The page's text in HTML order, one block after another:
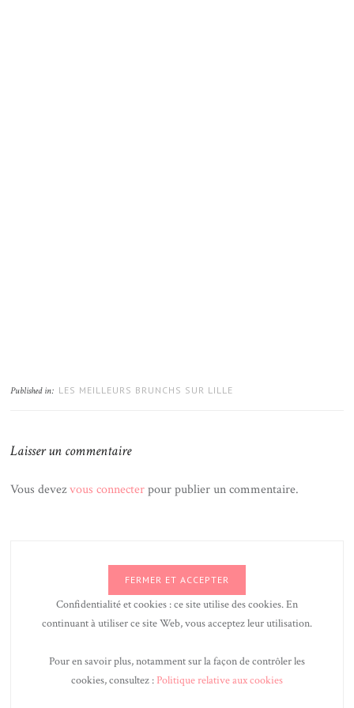
Published in: LES MEILLEURS BRUNCHS SUR LILLE
Laisser un commentaire
Vous devezvous connecterpour publier un commentaire.
Confidentialité et cookies : ce site utilise des cookies. En
continuant à utiliser ce site Web, vous acceptez leur utilisation.
Pour en savoir plus, notamment sur la façon de contrôler les
cookies, consultez : Politique relative aux cookies